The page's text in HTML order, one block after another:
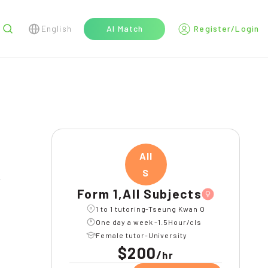
English AI Match Register/Login
All
S
Form 1,All Subjects
1 to 1 tutoring-Tseung Kwan O
One day a week -1.5Hour/cls
Female tutor-University
$200/hr